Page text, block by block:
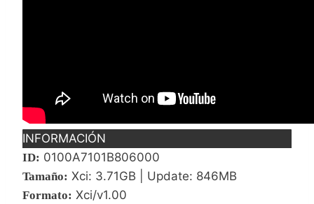
INFORMACIÓN
ID: 0100A7101B806000
Tamaño: Xci: 3.71GB | Update: 846MB
Formato: Xci/v1.00